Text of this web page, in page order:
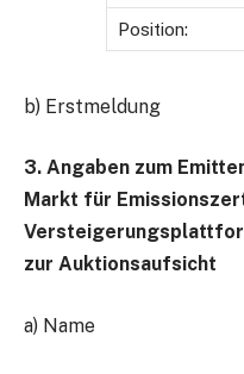
Position:
b) Erstmeldung
3. Angaben zum
Markt für
zur Auktionsaufsicht
a) Name